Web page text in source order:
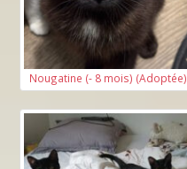
Nougatine (- 8 mois) (Adoptée)